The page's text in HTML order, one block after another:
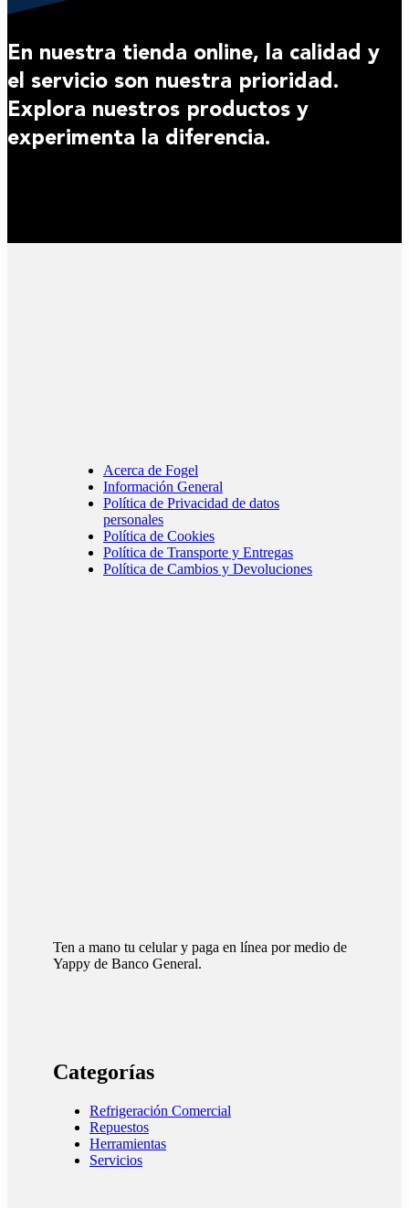
En nuestra tienda online, la calidad y
el servicio son nuestra prioridad.
Explora nuestros productos y
experimenta la diferencia.
Acerca de Fogel
Información General
Política de Privacidad de datos
personales
Política de Cookies
Política de Transporte y Entregas
Política de Cambios y Devoluciones
Ten a mano tu celular y paga en línea por medio de
Yappy de Banco General.
Categorías
Refrigeración Comercial
Repuestos
Herramientas
Servicios